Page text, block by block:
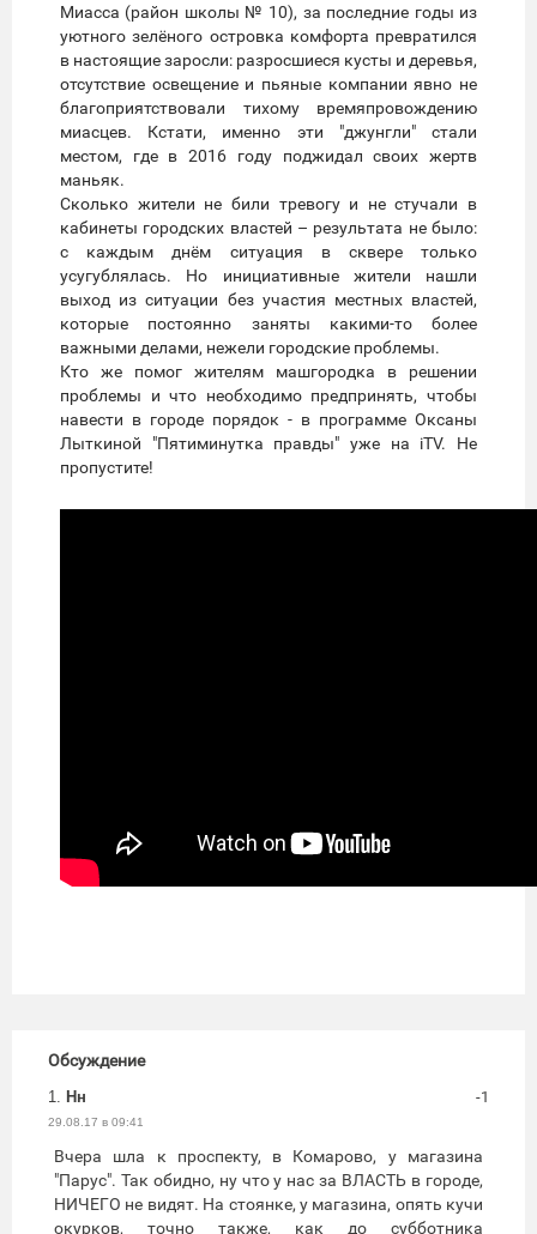
Миасса (район школы № 10), за последние годы из
уютного зелёного островка комфорта превратился
в настоящие заросли: разросшиеся кусты и деревья,
отсутствие освещение и пьяные компании явно не
благоприятствовали тихому времяпровождению
миасцев. Кстати, именно эти "джунгли" стали
местом, где в 2016 году поджидал своих жертв
маньяк.
Сколько жители не били тревогу и не стучали в
кабинеты городских властей – результата не было:
с каждым днём ситуация в сквере только
усугублялась. Но инициативные жители нашли
выход из ситуации без участия местных властей,
которые постоянно заняты какими-то более
важными делами, нежели городские проблемы.
Кто же помог жителям машгородка в решении
проблемы и что необходимо предпринять, чтобы
навести в городе порядок - в программе Оксаны
Лыткиной "Пятиминутка правды" уже на iTV. Не
пропустите!
Обсуждение
1. Нн
29.08.17 в 09:41
-1
Вчера шла к проспекту, в Комарово, у магазина
"Парус". Так обидно, ну что у нас за ВЛАСТЬ в городе,
НИЧЕГО не видят. На стоянке, у магазина, опять кучи
окурков, точно также, как до субботника